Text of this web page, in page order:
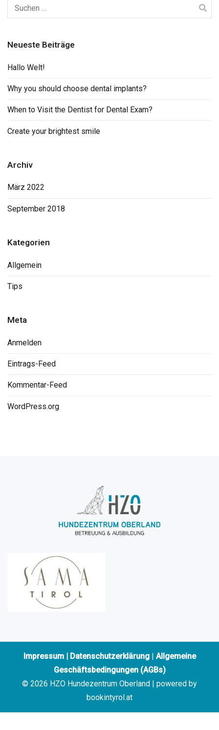
Suchen
nach:
Neueste Beiträge
Hallo Welt!
Why you should choose dental implants?
When to Visit the Dentist for Dental Exam?
Create your brightest smile
Archiv
März 2022
September 2018
Kategorien
Allgemein
Tips
Meta
Anmelden
Eintrags-Feed
Kommentar-Feed
WordPress.org
Impressum| Datenschutzerklärung| Allgemeine
Geschäftsbedingungen (AGBs)
© 2026 HZO Hundezentrum Oberland | powered by
bookintyrol.at